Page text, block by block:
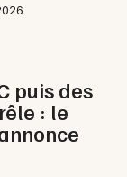
Aquitaine
puis des
: le